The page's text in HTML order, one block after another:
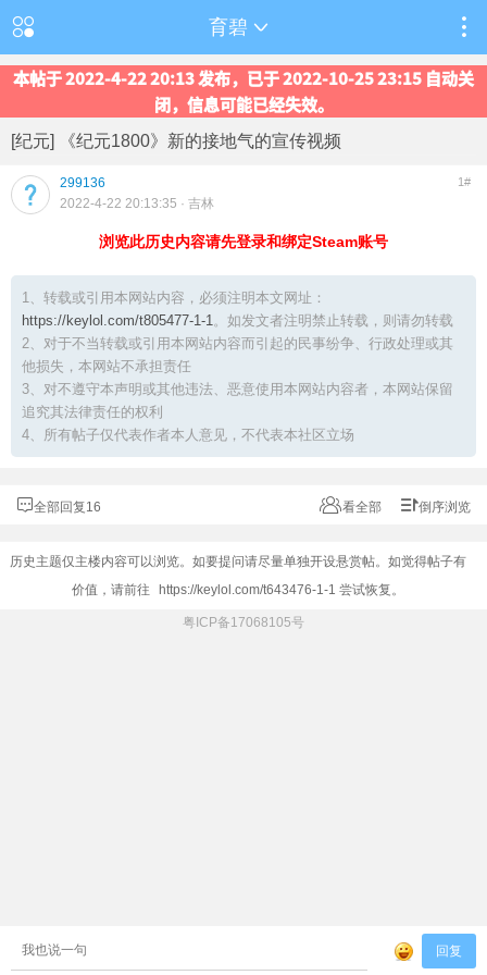
育碧
本帖于 2022-4-22 20:13 发布，已于 2022-10-25 23:15 自动关
闭，信息可能已经失效。
[纪元] 《纪元1800》新的接地气的宣传视频
299136 1#
2022-4-22 20:13:35 · 吉林
浏览此历史内容请先登录和绑定Steam账号
1、转载或引用本网站内容，必须注明本文网址：
https://keylol.com/t805477-1-1。如发文者注明禁止转载，则请勿转载
2、对于不当转载或引用本网站内容而引起的民事纷争、行政处理或其
他损失，本网站不承担责任
3、对不遵守本声明或其他违法、恶意使用本网站内容者，本网站保留
追究其法律责任的权利
4、所有帖子仅代表作者本人意见，不代表本社区立场
全部回复16 看全部 倒序浏览
历史主题仅主楼内容可以浏览。如要提问请尽量单独开设悬赏帖。如觉得帖子有
价值，请前往
https://keylol.com/t643476-1-1 尝试恢复。
粤ICP备17068105号